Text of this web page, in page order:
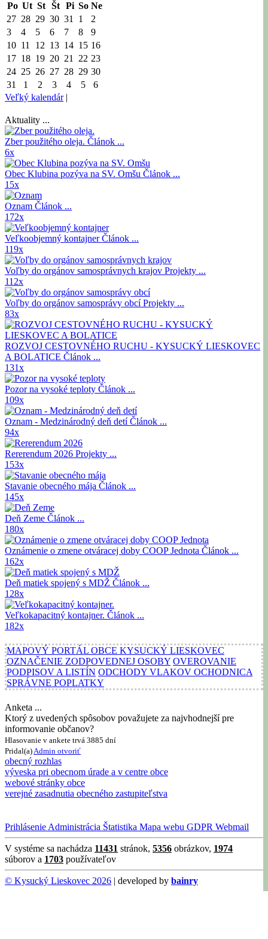
Po Ut St Št Pi So Ne
27 28 29 30 31 1
2
3
4 5 6 7 8
9
10 11 12 13 14 15 16
17 18 19 20 21 22 23
24 25 26 27 28 29 30
31
1 2 3 4 5
6
Veľký kalendár|
Aktuality ...
Zber použitého oleja. Článok ...
6x
Obec Klubina pozýva na SV. Omšu Článok ...
15x
Oznam Článok ...
172x
Veľkoobjemný kontajnerČlánok ...
119x
Voľby do orgánov samosprávnych krajov Projekty ...
112x
Voľby do orgánov samosprávy obcíProjekty ...
83x
ROZVOJ CESTOVNÉHO RUCHU - KYSUCKÝ LIESKOVEC
A BOLATICE Článok ...
131x
Pozor na vysoké teploty Článok ...
109x
Oznam - Medzinárodný deň detíČlánok ...
94x
Rererendum 2026 Projekty ...
153x
Stavanie obecného mája Článok ...
145x
Deň Zeme Článok ...
180x
Oznámenie o zmene otváracej doby COOP Jednota Článok ...
162x
Deň matiek spojený s MDŽ Článok ...
128x
Veľkokapacitný kontajner. Článok ...
182x
MAPOVÝ PORTÁL OBCE KYSUCKÝ LIESKOVEC
OZNAČENIE ZODPOVEDNEJ OSOBY OVEROVANIE
PODPISOV A LISTÍN ODCHODY VLAKOV OCHODNICA
SPRÁVNE POPLATKY
Anketa ...
Ktorý z uvedených spôsobov považujete za najvhodnejší pre
informovanie občanov?
Hlasovanie v ankete trvá 3885 dní
Pridal(a)Admin otvoriť
obecný rozhlas
výveska pri obecnom úrade a v centre obce
webové stránky obce
verejné zasadnutia obecného zastupiteľstva
PrihlásenieAdministrácia Štatistika Mapa webu GDPR Webmail
V systéme sa nachádza 11431 stránok, 5356 obrázkov, 1974
súborov a 1703 používateľov
© Kysucký Lieskovec 2026 | developed by bainry